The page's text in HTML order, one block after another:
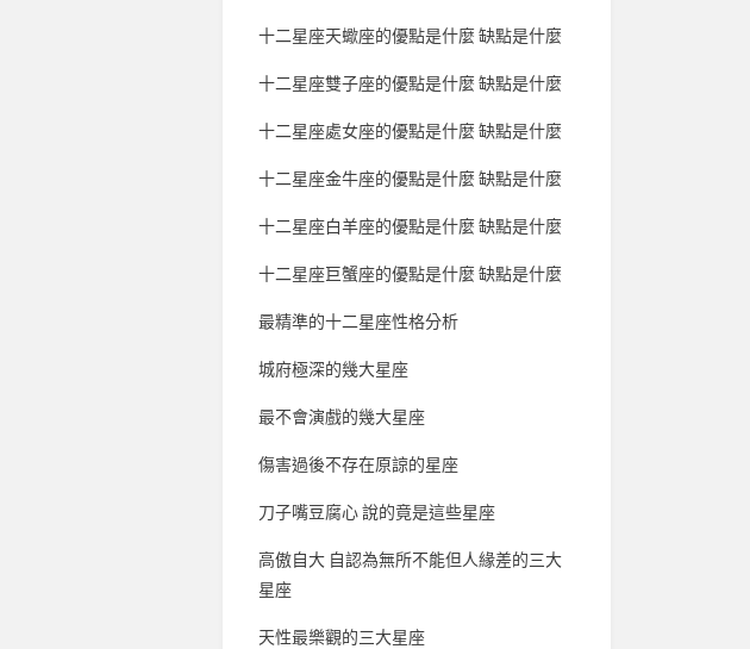
十二星座天蠍座的優點是什麼 缺點是什麼
十二星座雙子座的優點是什麼 缺點是什麼
十二星座處女座的優點是什麼 缺點是什麼
十二星座金牛座的優點是什麼 缺點是什麼
十二星座白羊座的優點是什麼 缺點是什麼
十二星座巨蟹座的優點是什麼 缺點是什麼
最精準的十二星座性格分析
城府極深的幾大星座
最不會演戲的幾大星座
傷害過後不存在原諒的星座
刀子嘴豆腐心 說的竟是這些星座
高傲自大 自認為無所不能但人緣差的三大
星座
天性最樂觀的三大星座